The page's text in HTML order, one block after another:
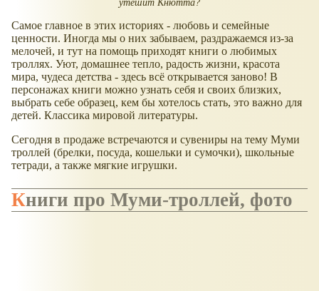
Самое главное в этих историях - любовь и семейные
ценности. Иногда мы о них забываем, раздражаемся из-за
мелочей, и тут на помощь приходят книги о любимых
троллях. Уют, домашнее тепло, радость жизни, красота
мира, чудеса детства - здесь всё открывается заново! В
персонажах книги можно узнать себя и своих близких,
выбрать себе образец, кем бы хотелось стать, это важно для
детей. Классика мировой литературы.
Сегодня в продаже встречаются и сувениры на тему Муми
троллей (брелки, посуда, кошельки и сумочки), школьные
тетради, а также мягкие игрушки.
Книги про Муми-троллей, фото